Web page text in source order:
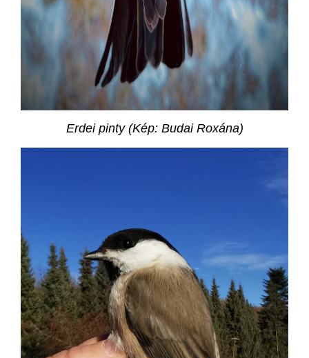
Erdei pinty (Kép: Budai Roxána)